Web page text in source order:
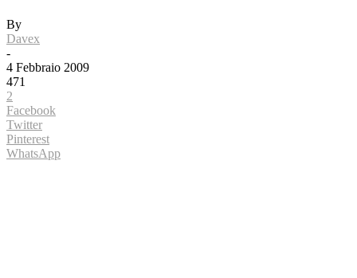
By
Davex
-
4 Febbraio 2009
471
2
Facebook
Twitter
Pinterest
WhatsApp